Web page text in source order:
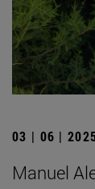
03 | 06 |
Manuel